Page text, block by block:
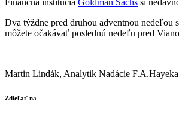
Finančná inštitúcia Goldman Sachs si
Dva týždne pred druhou adventnou nedeľou
môžete očakávať poslednú nedeľu pred
Martin Lindák, Analytik Nadácie F.A.Hayeka
Zdieľať na